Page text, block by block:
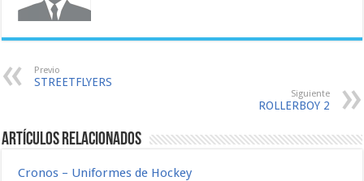
Previo
STREETFLYERS
Siguiente
ROLLERBOY 2
Artículos relacionados
Cronos – Uniformes de Hockey